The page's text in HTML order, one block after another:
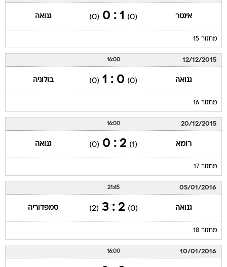
אינטר (0)
1 : 0
(0) גנואה
מחזור 15
12/12/2015
16:00
גנואה (0)
0 : 1
(0) בולוניה
מחזור 16
20/12/2015
16:00
רומא (1)
2 : 0
(0) גנואה
מחזור 17
05/01/2016
21:45
גנואה (0)
2 : 3
(2) סמפדוריה
מחזור 18
10/01/2016
16:00